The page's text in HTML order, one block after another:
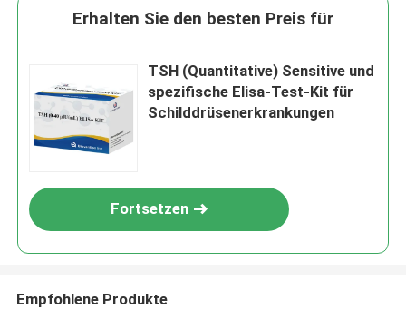
Erhalten Sie den besten Preis für
TSH (Quantitative) Sensitive und
spezifische Elisa-Test-Kit für
Schilddrüsenerkrankungen
Fortsetzen
Empfohlene Produkte